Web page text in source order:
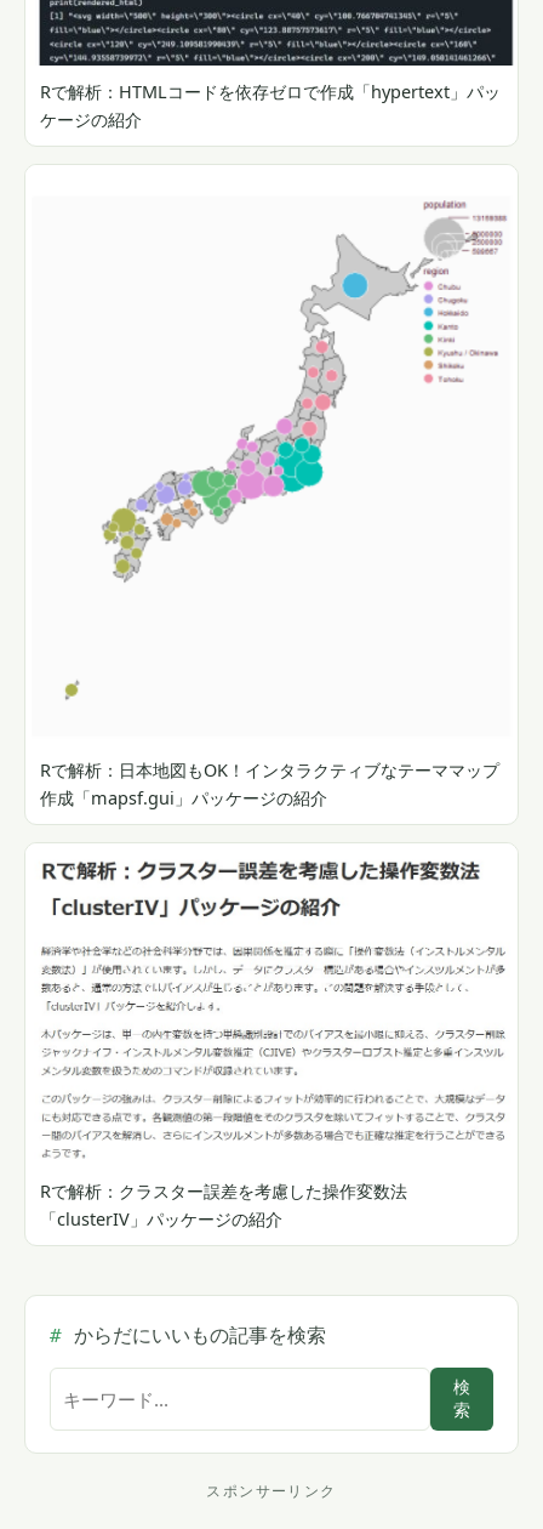
Rで解析：HTMLコードを依存ゼロで作成「hypertext」パッ
ケージの紹介
Rで解析：日本地図もOK！インタラクティブなテーママップ
作成「mapsf.gui」パッケージの紹介
Rで解析：クラスター誤差を考慮した操作変数法
「clusterIV」パッケージの紹介
からだにいいもの記事を検索
ト
検
索
スポンサーリンク